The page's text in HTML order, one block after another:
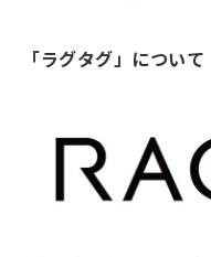
「ラグタグ」について